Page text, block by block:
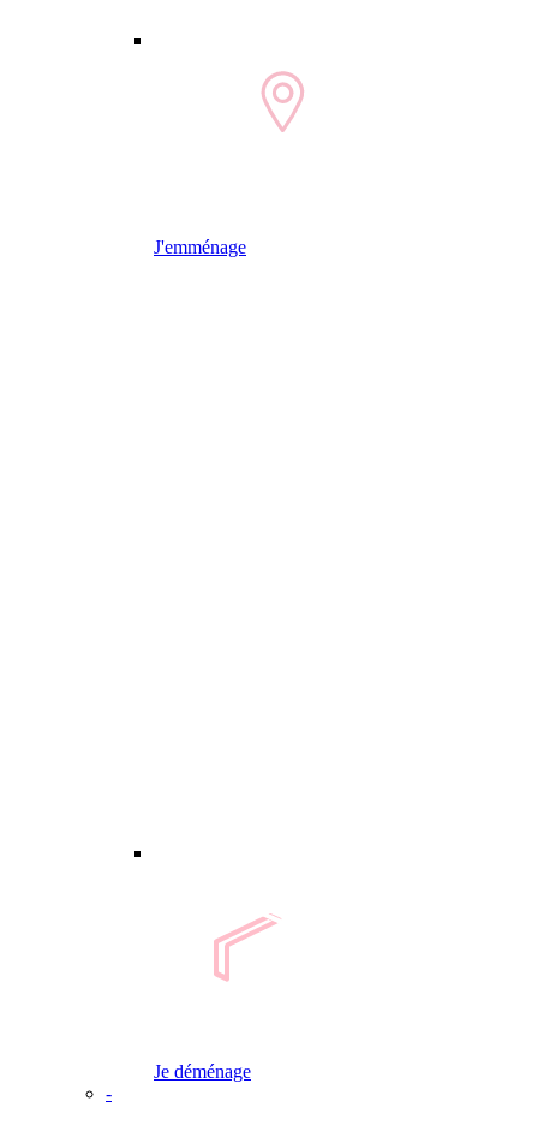
J'emménage
Je déménage
-